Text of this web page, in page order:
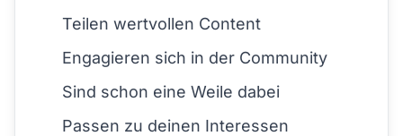
Teilen wertvollen Content
Engagieren sich in der Community
Sind schon eine Weile dabei
Passen zu deinen Interessen